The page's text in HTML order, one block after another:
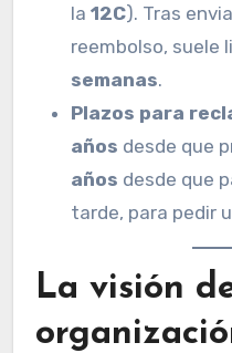
la 12C). Tras
reembolso, suele
semanas.
Plazos para
años desde que
años desde que
tarde, para pedir
La visión